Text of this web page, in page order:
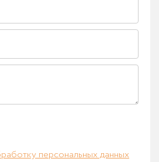
персональных данных